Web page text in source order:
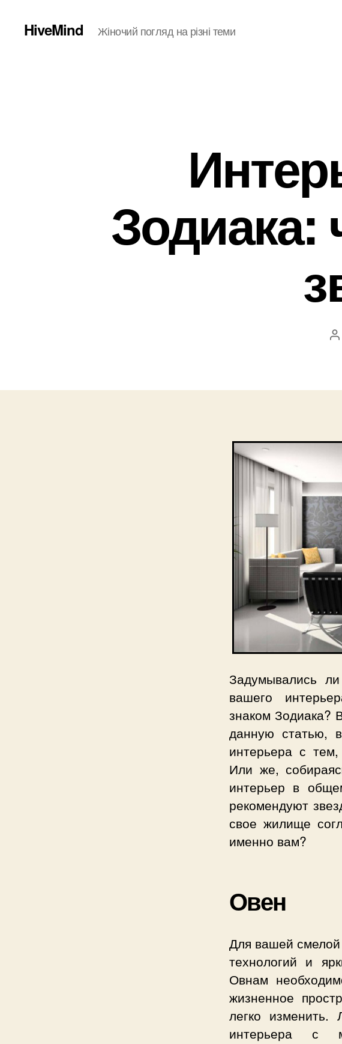
HiveMind Жіночий погляд на різні теми
Зодиака:
Задумывались
вашего
знаком Зодиака?
данную статью,
интерьера с
Или же,
интерьер в
рекомендуют
свое жилище
именно вам?
Овен
Для вашей смелой
технологий и
Овнам
жизненное
легко
интерьера с